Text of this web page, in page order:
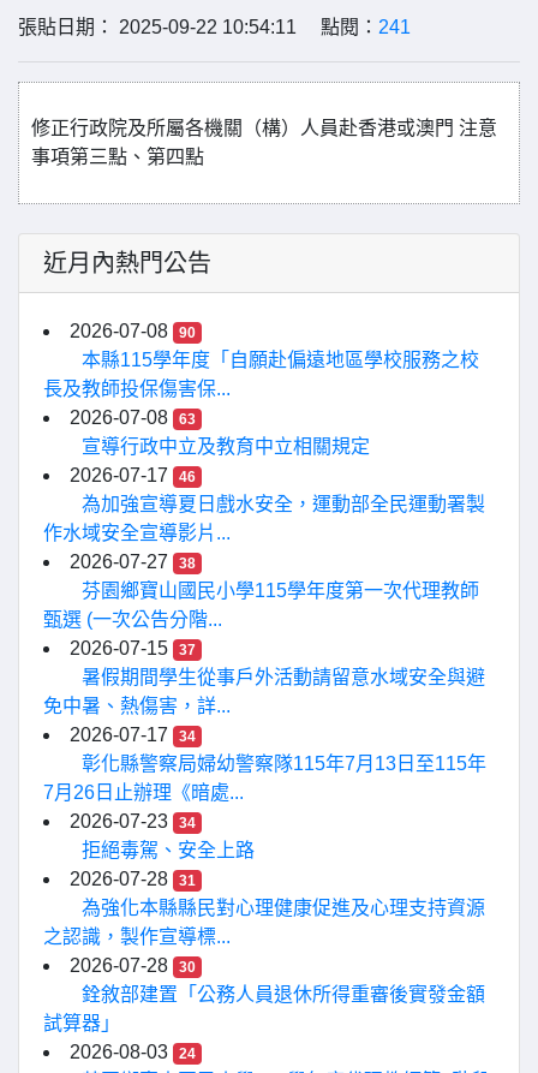
張貼日期： 2025-09-22 10:54:11 點閱： 241
修正行政院及所屬各機關（構）人員赴香港或澳門 注意
事項第三點、第四點
近月內熱門公告
2026-07-08 90
本縣115學年度「自願赴偏遠地區學校服務之校
長及教師投保傷害保...
2026-07-08
63
宣導行政中立及教育中立相關規定
2026-07-17
46
為加強宣導夏日戲水安全，運動部全民運動署製
作水域安全宣導影片...
2026-07-27
38
芬園鄉寶山國民小學115學年度第一次代理教師
甄選 (一次公告分階...
2026-07-15
37
暑假期間學生從事戶外活動請留意水域安全與避
免中暑、熱傷害，詳...
2026-07-17
34
彰化縣警察局婦幼警察隊115年7月13日至115年
7月26日止辦理《暗處...
2026-07-23
34
拒絕毒駕、安全上路
2026-07-28
31
為強化本縣縣民對心理健康促進及心理支持資源
之認識，製作宣導標...
2026-07-28
30
銓敘部建置「公務人員退休所得重審後實發金額
試算器」
2026-08-03
24